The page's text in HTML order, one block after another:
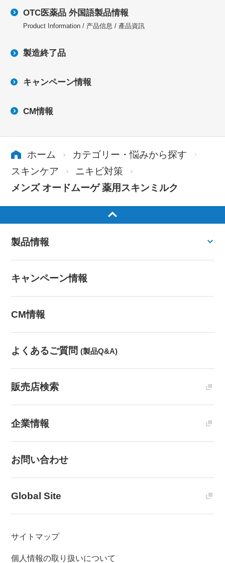
OTC医薬品 外国語製品情報
Product Information / 产品信息 / 產品資訊
製造終了品
キャンペーン情報
CM情報
ホーム
カテゴリー・悩みから探す
スキンケア
ニキビ対策
メンズ オードムーゲ 薬用スキンミルク
製品情報
キャンペーン情報
CM情報
よくあるご質問 (製品Q&A)
販売店検索
企業情報
お問い合わせ
Global Site
サイトマップ
個人情報の取り扱いについて